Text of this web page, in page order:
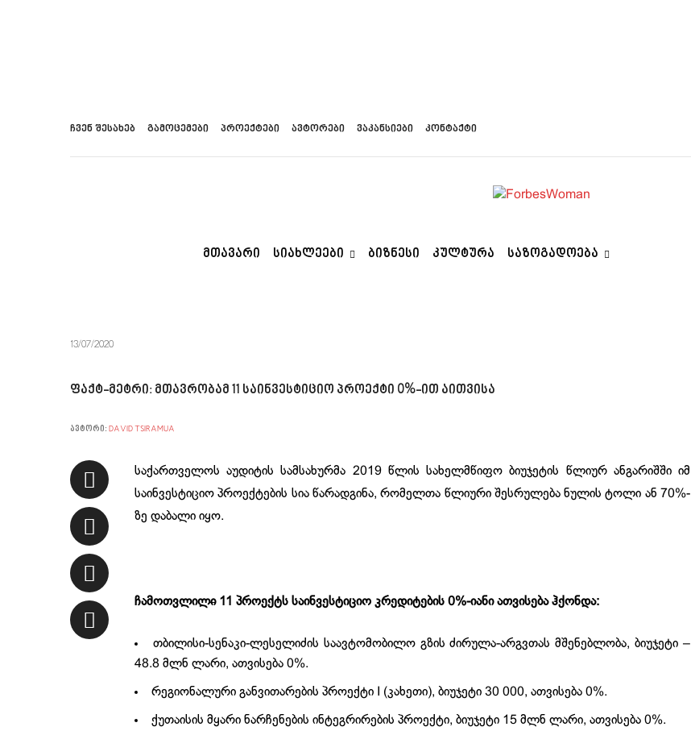
ჩვენ შესახებ გამოცემები პროექტები ავტორები ვაკანსიები კონტაქტი
ᲛᲗᲐᲕᲐᲠᲘ ᲡᲘᲐᲮᲚᲔᲔᲑᲘ ᲑᲘᲖᲜᲔᲡᲘ ᲙᲣᲚᲢᲣᲠᲐ ᲡᲐᲖᲝᲒᲐᲓᲝᲔᲑᲐ
13/07/2020
ფაქტ-მეტრი: მთავრობამ 11 საინვესტიციო პროექტი 0%-ით აითვისა
ავტორი: DAVID TSIRAMUA
საქართველოს აუდიტის სამსახურმა 2019 წლის სახელმწიფო ბიუჯეტის წლიურ ანგარიშში იმ
საინვესტიციო პროექტების სია წარადგინა, რომელთა წლიური შესრულება ნულის ტოლი ან 70%-
ზე დაბალი იყო.
ჩამოთვლილი11 პროექტს საინვესტიციო კრედიტების 0%-იანი ათვისება ჰქონდა:
თბილისი-სენაკი-ლესელიძის საავტომობილო გზის ძირულა-არგვთას მშენებლობა, ბიუჯეტი –
48.8 მლნ ლარი, ათვისება 0%.
რეგიონალური განვითარების პროექტი I (კახეთი), ბიუჯეტი 30 000, ათვისება 0%.
ქუთაისის მყარი ნარჩენების ინტეგრირების პროექტი, ბიუჯეტი 15 მლნ ლარი, ათვისება 0%.